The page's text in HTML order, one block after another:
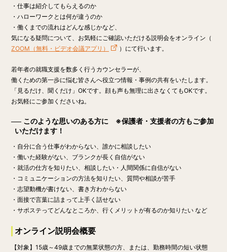
・仕事は紹介してもらえるのか
・ハローワークとは何が違うのか
・働くまでの流れはどんな感じかなど、
気になる疑問について、お気軽にご確認いただける説明会をオンライン（
ZOOM（無料・ビデオ会議アプリ）
）にて行います。
若年者の就職支援を数多く行うカウンセラーが、
働くための第一歩に悩む皆さんへ役立つ情報・事例の共有をいたします。
「見るだけ、聞くだけ」OKです。顔も声も無理に出さなくてもOKです。
お気軽にご参加くださいね。
このような思いのある方に ※保護者・支援者の方もご参加
いただけます！
・自分に合う仕事がわからない、誰かに相談したい
・働いた経験がない、ブランクが長く自信がない
・就活の仕方を知りたい、相談したい・人間関係に自信がない
・コミュニケーションの方法を知りたい、質問や相談が苦手
・志望動機が書けない、書き方わからない
・面接で言葉に詰まって上手く話せない
・サポステってどんなところか、行くメリットが有るのか知りたい など
オンライン説明会概要
【対象】15歳～49歳までの無業状態の方、または、勤務時間の短い状態